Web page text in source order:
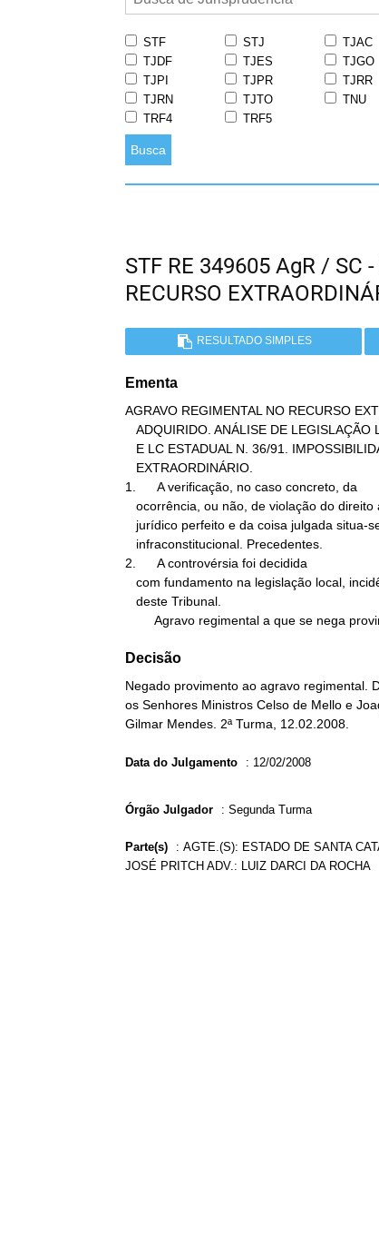
STF STJ TJAC
TJDF
TJES TJGO
TJPI
TJPR TJRR
TJRN
TJTO TNU
TRF4
TRF5
Busca
STF RE 349605 AgR / SC
RECURSO
RESULTADO SIMPLES
Ementa
AGRAVO REGIMENTAL NO RECURSO
1.      A verificação, no caso concreto, da
2.      A controvérsia foi decidida
Agravo regimental a que se nega
Decisão
Negado provimento ao agravo regimental.
os Senhores Ministros Celso de Mello e
Gilmar Mendes. 2ª Turma, 12.02.2008.
Data do Julgamento : 12/02/2008
Órgão Julgador : Segunda Turma
Parte(s) : AGTE.(S): ESTADO DE SANTA
JOSÉ PRITCH ADV.: LUIZ DARCI DA ROCHA